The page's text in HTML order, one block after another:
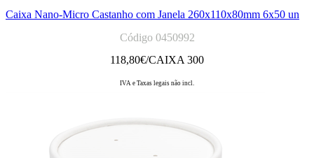
Caixa Nano-Micro Castanho com Janela 260x110x80mm 6x50 un
Código 0450992
118,80€/CAIXA 300
IVA e Taxas legais não incl.